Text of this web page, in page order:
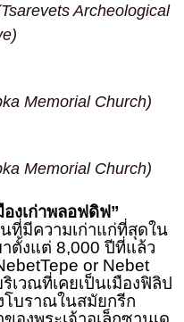
Archeological
Memorial Church)
Memorial Church)
องเก่าพลอฟดิฟ”
ที่มีความเก่าแก่ที่สุดใน
ตั้งแต่ 8,000 ปีที่แล้ว
or Nebet
เวณที่เคยเป็นเมืองฟิลิป
โบราณในสมัยกรีก